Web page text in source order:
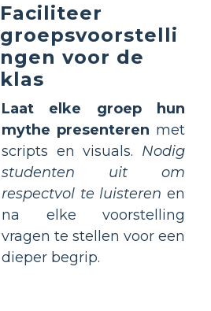
Faciliteer
groepsvoorstelli
ngen voor de
klas
Laat elke groep hun
mythe presenteren met
scripts en visuals. Nodig
studenten uit om
respectvol te luisteren en
na elke voorstelling
vragen te stellen voor een
dieper begrip.